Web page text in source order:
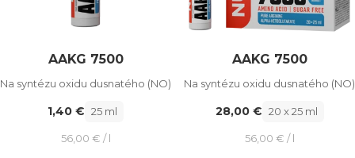
AAKG 7500
Na syntézu oxidu dusnatého (NO)
1,40 € 25 ml
56,00 € / l
AAKG 7500
Na syntézu oxidu dusnatého (NO)
28,00 € 20 x 25 ml
56,00 € / l